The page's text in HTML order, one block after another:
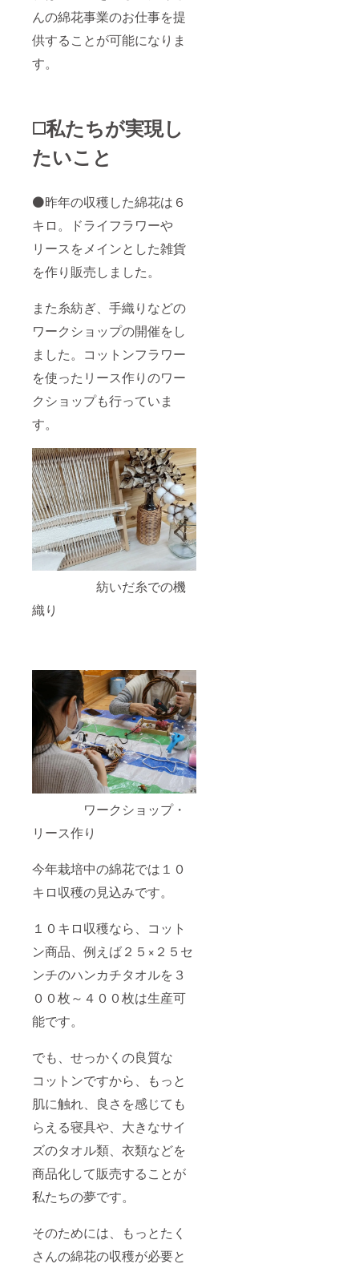
んの綿花事業のお仕事を提
供することが可能になりま
す。
◻️私たちが実現し
たいこと
⚫昨年の収穫した綿花は６
キロ。ドライフラワーや
リースをメインとした雑貨
を作り販売しました。
また糸紡ぎ、手織りなどの
ワークショップの開催をし
ました。コットンフラワー
を使ったリース作りのワー
クショップも行っていま
す。
紡いだ糸での機
織り
ワークショップ・
リース作り
今年栽培中の綿花では１０
キロ収穫の見込みです。
１０キロ収穫なら、コット
ン商品、例えば２５×２５セ
ンチのハンカチタオルを３
００枚～４００枚は生産可
能です。
でも、せっかくの良質な
コットンですから、もっと
肌に触れ、良さを感じても
らえる寝具や、大きなサイ
ズのタオル類、衣類などを
商品化して販売することが
私たちの夢です。
そのためには、もっとたく
さんの綿花の収穫が必要と